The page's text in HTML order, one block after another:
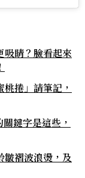
吸睛？臉看起來
捲」請筆記，
鍵字是這些，
皺褶波浪燙，及